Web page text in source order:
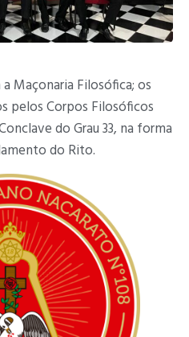
Maçonaria Filosófica; os
pelos Corpos Filosóficos
do Grau 33, na forma
do Rito.